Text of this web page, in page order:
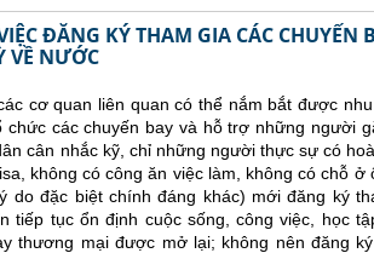
ĐĂNG KÝ THAM GIA CÁC CHUYẾN
VỀ NƯỚC
cơ quan liên quan có thể nắm bắt được
chức các chuyến bay và hỗ trợ những người
cân nhắc kỹ, chỉ những người thực sự có
không có công ăn việc làm, không có chỗ
do đặc biệt chính đáng khác) mới đăng ký
tiếp tục ổn định cuộc sống, công việc, học
thương mại được mở lại; không nên đăng